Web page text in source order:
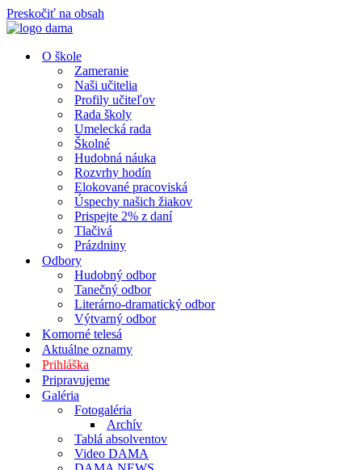
Preskočiť na obsah
O škole
Zameranie
Naši učitelia
Profily učiteľov
Rada školy
Umelecká rada
Školné
Hudobná náuka
Rozvrhy hodín
Elokované pracoviská
Úspechy našich žiakov
Prispejte 2% z daní
Tlačivá
Prázdniny
Odbory
Hudobný odbor
Tanečný odbor
Literárno-dramatický odbor
Výtvarný odbor
Komorné telesá
Aktuálne oznamy
Prihláška
Pripravujeme
Galéria
Fotogaléria
Archív
Tablá absolventov
Video DAMA